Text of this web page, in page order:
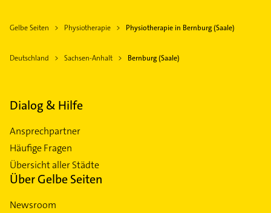
Gelbe Seiten Physiotherapie Physiotherapie in Bernburg (Saale)
Deutschland Sachsen-Anhalt Bernburg (Saale)
Dialog & Hilfe
Ansprechpartner
Häufige Fragen
Übersicht aller Städte
Über Gelbe Seiten
Newsroom